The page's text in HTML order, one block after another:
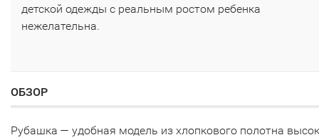
детской одежды с реальным ростом ребенка
нежелательна.
ОБЗОР
Рубашка — удобная модель из хлопкового полотна